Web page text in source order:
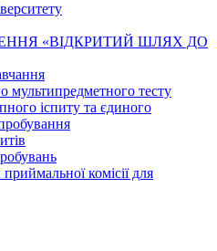
«ВІДКРИТИЙ ШЛЯХ ДО
мультипредметного тесту
іспиту та єдиного
комісії для